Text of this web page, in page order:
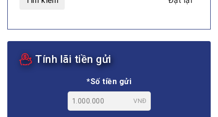
Tính lãi tiền gửi
*Số tiền gửi
VNĐ